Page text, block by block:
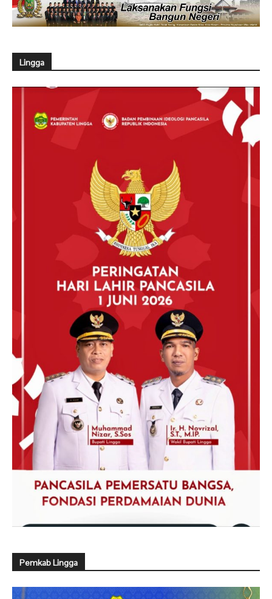
Lingga
Pemkab Lingga